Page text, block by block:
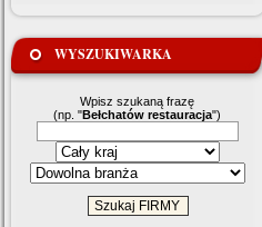
WYSZUKIWARKA
Wpisz szukaną frazę
(np. "Bełchatów restauracja")